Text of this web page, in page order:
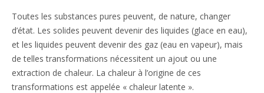
Toutes les substances pures peuvent, de nature, changer
d’état. Les solides peuvent devenir des liquides (glace en eau),
et les liquides peuvent devenir des gaz (eau en vapeur), mais
de telles transformations nécessitent un ajout ou une
extraction de chaleur. La chaleur à l’origine de ces
transformations est appelée « chaleur latente ».